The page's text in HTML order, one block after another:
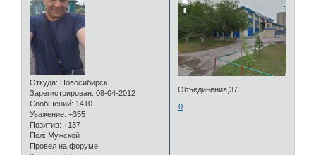
Откуда: Новосибирск
Зарегистрирован: 08-04-2012
Сообщений: 1410
Уважение: +355
Позитив: +137
Пол: Мужской
Провел на форуме:
Объединения,37
0